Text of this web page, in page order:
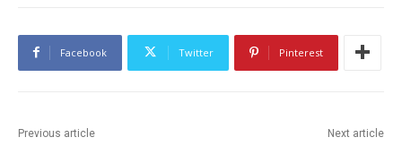
Facebook Twitter Pinterest
Previous article Next article